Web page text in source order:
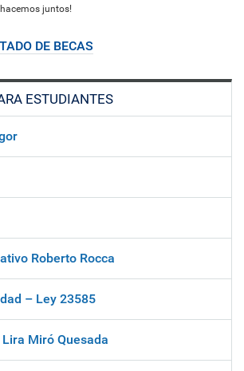
juntos!
DE BECAS
ESTUDIANTES
Roberto Rocca
– Ley 23585
Miró Quesada